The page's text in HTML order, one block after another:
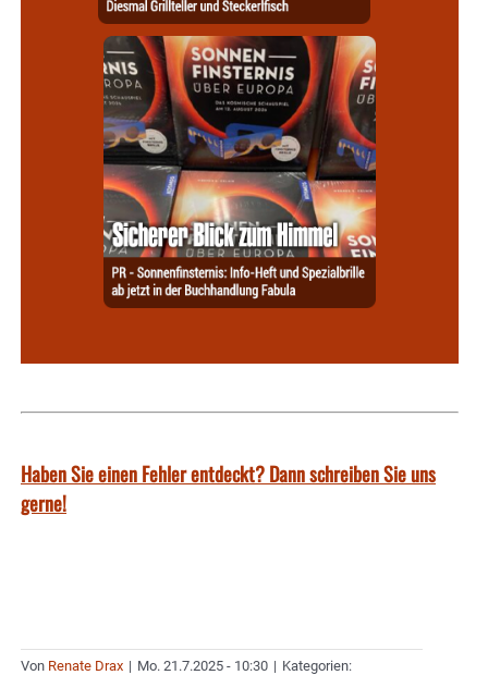
Haben Sie einen Fehler entdeckt? Dann schreiben Sie uns
gerne!
Von Renate Drax | Mo. 21.7.2025 - 10:30 | Kategorien: